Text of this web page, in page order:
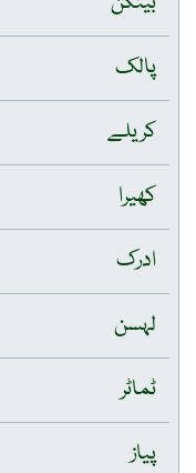
پالک
کریلے
کھیرا
ادرک
لہسن
ٹماٹر
پیاز